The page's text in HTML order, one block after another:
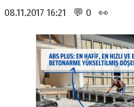
08.11.2017 16:21 💬 0 👀